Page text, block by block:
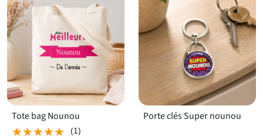
Tote bag Nounou
★★★★★
★★★★★ (1)
Porte clés Super nounou